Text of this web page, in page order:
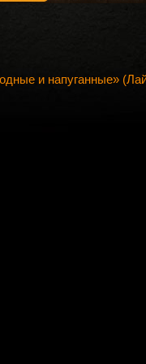
и напуганные»